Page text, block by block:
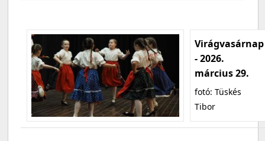
Virágvasárnap
- 2026.
március 29.
fotó: Tüskés
Tibor